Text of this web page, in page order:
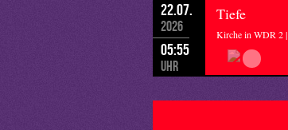
22.07.
2026
05:55
Uhr
Tiefe
Kirche in WDR 2